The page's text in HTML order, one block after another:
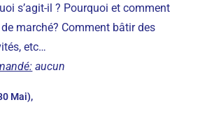
s’agit-il ? Pourquoi et comment
marché? Comment bâtir des
etc…
aucun
Mai),